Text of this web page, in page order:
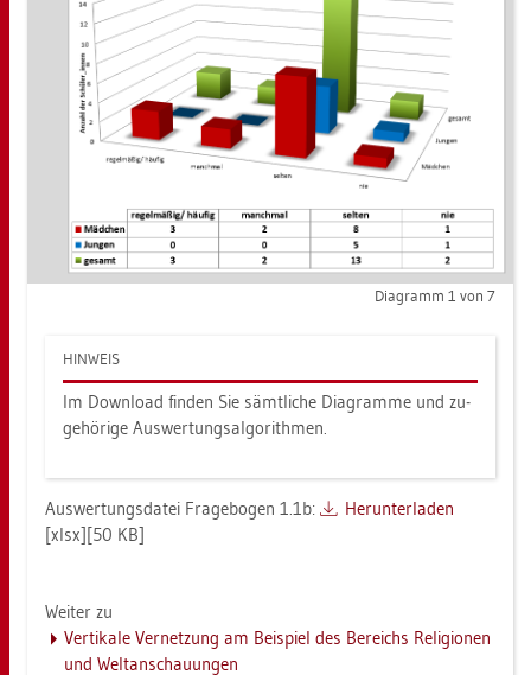
Dia­gramm 1 von 7
HIN­WEIS
Im Down­load fin­den Sie sämt­li­che Dia­gram­me und zu­
ge­hö­ri­ge Aus­wer­tungs­al­go­rith­men.
Aus­wer­tungs­da­tei Fra­ge­bo­gen 1.1b:
Her­un­ter­la­den
[xlsx][50 KB]
Wei­ter zu
Ver­ti­ka­le Ver­net­zung am Bei­spiel des Be­reichs Re­li­gio­nen
und Welt­an­schau­un­gen